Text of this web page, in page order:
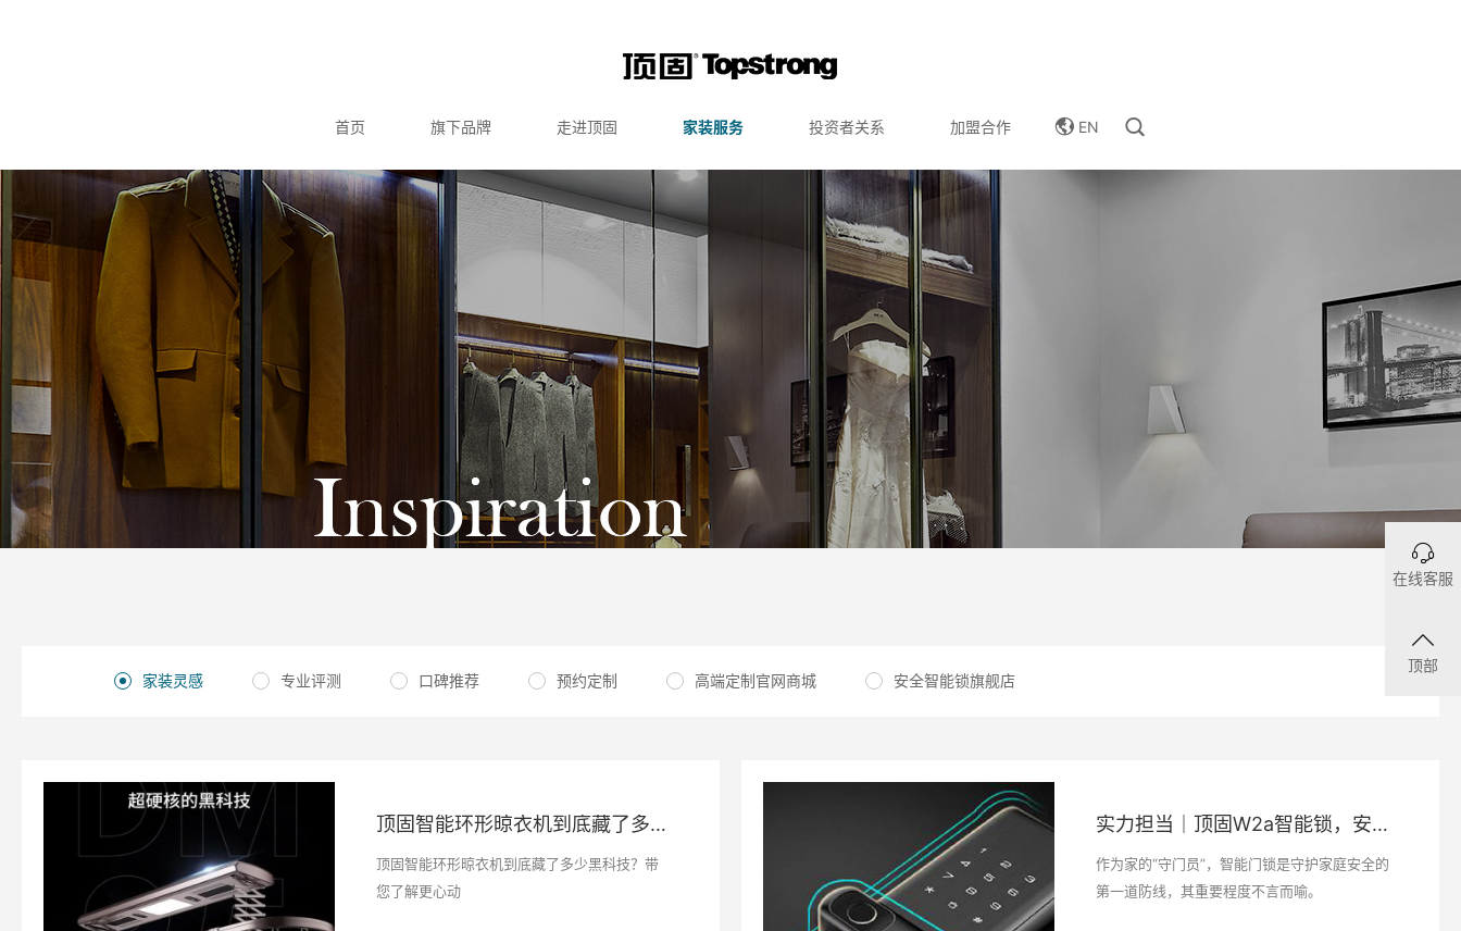
首页 旗下品牌 走进顶固 家装服务 投资者关系 加盟合作 EN
家装灵感 专业评测 口碑推荐 预约定制 高端定制官网商城 安全智能锁旗舰店
顶固智能环形晾衣机到底藏了多少黑科技？
顶固智能环形晾衣机到底藏了多少黑科技？带
您了解更心动
实力担当｜顶固W2a智能锁，安全·便捷·颜值样样在线
作为家的“守门员”，智能门锁是守护家庭安全的
第一道防线，其重要程度不言而喻。
在线客服
顶部